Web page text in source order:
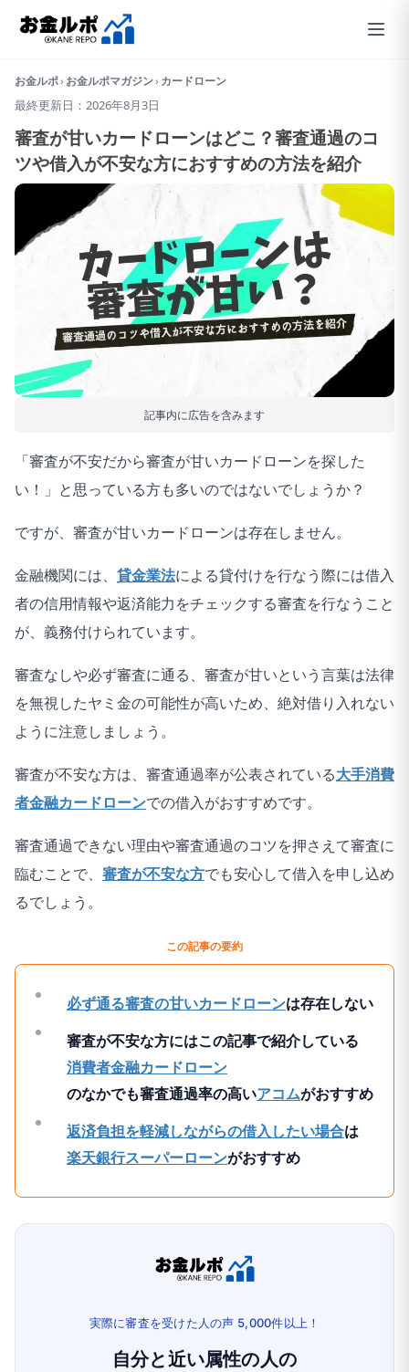
お金ルポ› お金ルポマガジン› カードローン
最終更新日：2026年8月3日
審査が甘いカードローンはどこ？審査通過のコ
ツや借入が不安な方におすすめの方法を紹介
記事内に広告を含みます
「審査が不安だから審査が甘いカードローンを探した
い！」と思っている方も多いのではないでしょうか？
ですが、審査が甘いカードローンは存在しません。
金融機関には、 貸金業法による貸付けを行なう際には借入
者の信用情報や返済能力をチェックする審査を行なうこと
が、義務付けられています。
審査なしや必ず審査に通る、審査が甘いという言葉は法律
を無視したヤミ金の可能性が高いため、絶対借り入れない
ように注意しましょう。
審査が不安な方は、審査通過率が公表されている大手消費
者金融カードローンでの借入がおすすめです。
審査通過できない理由や審査通過のコツを押さえて審査に
臨むことで、 審査が不安な方でも安心して借入を申し込め
るでしょう。
この記事の要約
必ず通る審査の甘いカードローンは存在しない
審査が不安な方にはこの記事で紹介している
消費者金融カードローン
のなかでも審査通過率の高いアコムがおすすめ
返済負担を軽減しながらの借入したい場合は
楽天銀行スーパーローンがおすすめ
実際に審査を受けた人の声 5,000件以上！
自分と近い属性の人の